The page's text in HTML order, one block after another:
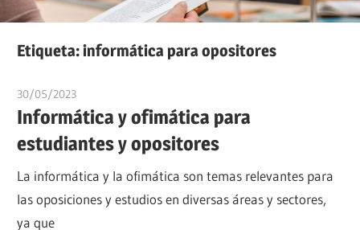
Etiqueta:informática para opositores
30/05/2023
Informática y ofimática para
estudiantes y opositores
La informática y la ofimática son temas relevantes para
las oposiciones y estudios en diversas áreas y sectores,
ya que